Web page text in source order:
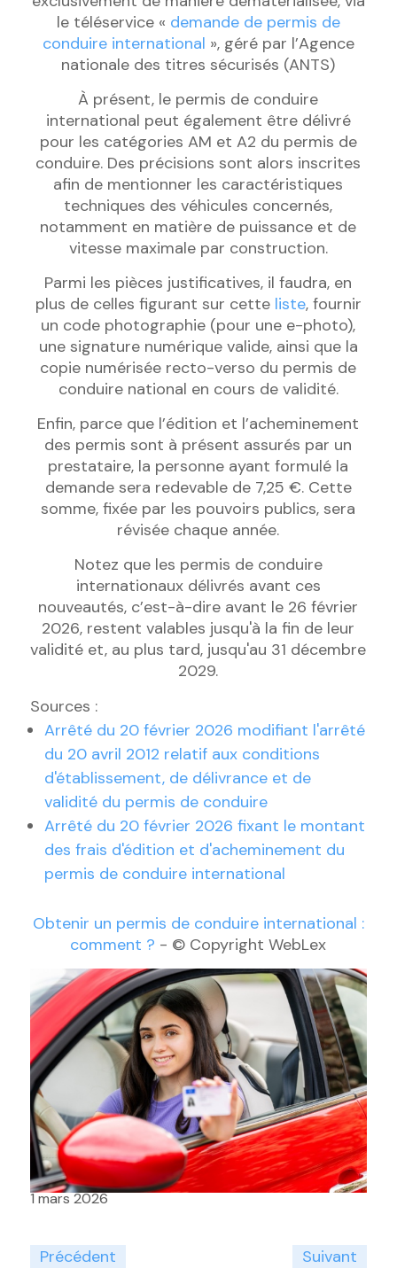
le téléservice « demande de permis de
conduire international », géré par l’Agence
nationale des titres sécurisés (ANTS)
À présent, le permis de conduire
international peut également être délivré
pour les catégories AM et A2 du permis de
conduire. Des précisions sont alors inscrites
afin de mentionner les caractéristiques
techniques des véhicules concernés,
notamment en matière de puissance et de
vitesse maximale par construction.
Parmi les pièces justificatives, il faudra, en
plus de celles figurant sur cette liste, fournir
un code photographie (pour une e-photo),
une signature numérique valide, ainsi que la
copie numérisée recto-verso du permis de
conduire national en cours de validité.
Enfin, parce que l’édition et l’acheminement
des permis sont à présent assurés par un
prestataire, la personne ayant formulé la
demande sera redevable de 7,25 €. Cette
somme, fixée par les pouvoirs publics, sera
révisée chaque année.
Notez que les permis de conduire
internationaux délivrés avant ces
nouveautés, c’est-à-dire avant le 26 février
2026, restent valables jusqu'à la fin de leur
validité et, au plus tard, jusqu'au 31 décembre
2029.
Sources :
Arrêté du 20 février 2026 modifiant l'arrêté
du 20 avril 2012 relatif aux conditions
d'établissement, de délivrance et de
validité du permis de conduire
Arrêté du 20 février 2026 fixant le montant
des frais d'édition et d'acheminement du
permis de conduire international
Obtenir un permis de conduire international :
comment ? - © Copyright WebLex
1 mars 2026
Précédent Suivant